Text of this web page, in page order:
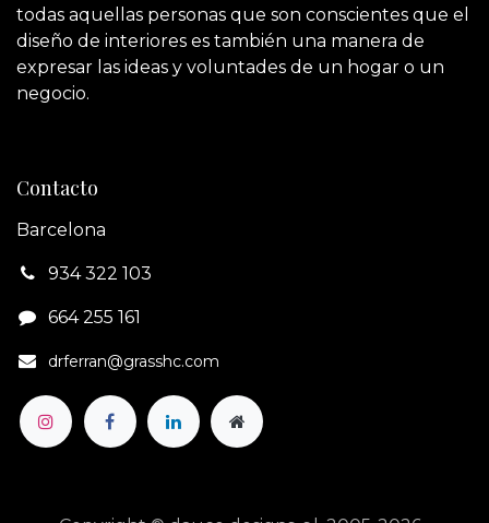
todas aquellas personas que son conscientes que el
diseño de interiores es también una manera de
expresar las ideas y voluntades de un hogar o un
negocio.
Contacto
Barcelona
934 322 103
664 255 161‬
drferran@grasshc.com